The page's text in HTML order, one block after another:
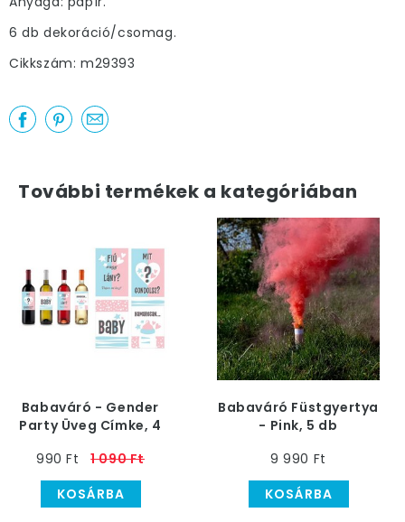
6 db dekoráció/csomag.
Cikkszám: m29393
További termékek a kategóriában
Babaváró - Gender
Party Üveg Címke, 4
990 Ft
1 090 Ft
KOSÁRBA
Babaváró Füstgyertya
- Pink, 5 db
9 990 Ft
KOSÁRBA